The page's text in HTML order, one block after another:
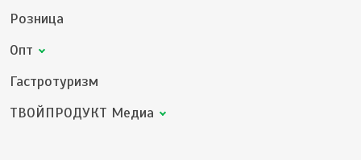
Розница
Опт
Гастротуризм
ТВОЙПРОДУКТ Медиа